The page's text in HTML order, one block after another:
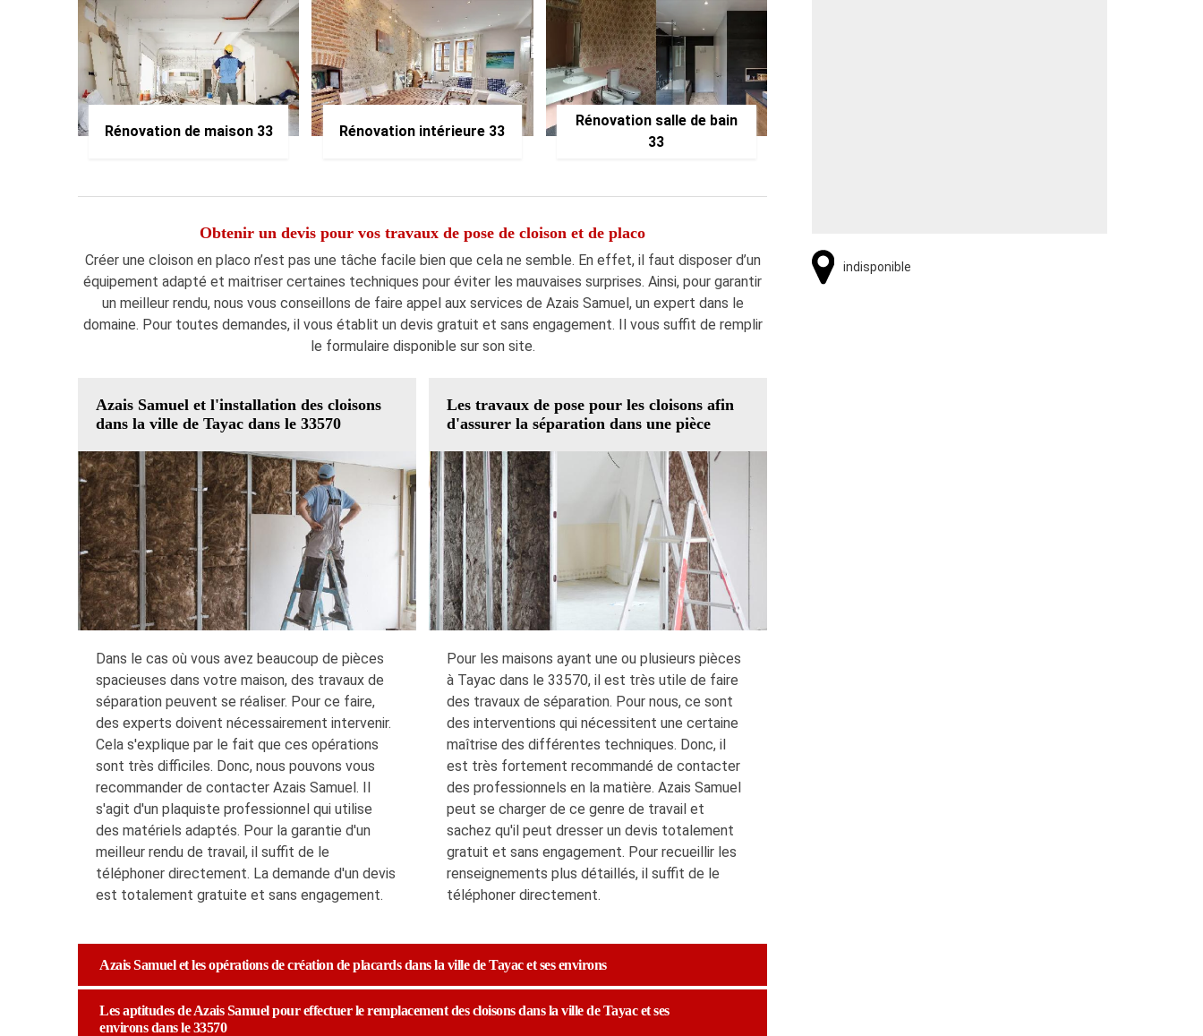
Rénovation de maison 33 Rénovation intérieure 33
Rénovation salle de bain
33
Obtenir un devis pour vos travaux de pose de cloison et de placo
Créer une cloison en placo n’est pas une tâche facile bien que cela ne semble. En effet, il faut disposer d’un
équipement adapté et maitriser certaines techniques pour éviter les mauvaises surprises. Ainsi, pour garantir
un meilleur rendu, nous vous conseillons de faire appel aux services de Azais Samuel, un expert dans le
domaine. Pour toutes demandes, il vous établit un devis gratuit et sans engagement. Il vous suffit de remplir
le formulaire disponible sur son site.
Azais Samuel et l'installation des cloisons
dans la ville de Tayac dans le 33570
Dans le cas où vous avez beaucoup de pièces
spacieuses dans votre maison, des travaux de
séparation peuvent se réaliser. Pour ce faire,
des experts doivent nécessairement intervenir.
Cela s'explique par le fait que ces opérations
sont très difficiles. Donc, nous pouvons vous
recommander de contacter Azais Samuel. Il
s'agit d'un plaquiste professionnel qui utilise
des matériels adaptés. Pour la garantie d'un
meilleur rendu de travail, il suffit de le
téléphoner directement. La demande d'un devis
est totalement gratuite et sans engagement.
Les travaux de pose pour les cloisons afin
d'assurer la séparation dans une pièce
Pour les maisons ayant une ou plusieurs pièces
à Tayac dans le 33570, il est très utile de faire
des travaux de séparation. Pour nous, ce sont
des interventions qui nécessitent une certaine
maîtrise des différentes techniques. Donc, il
est très fortement recommandé de contacter
des professionnels en la matière. Azais Samuel
peut se charger de ce genre de travail et
sachez qu'il peut dresser un devis totalement
gratuit et sans engagement. Pour recueillir les
renseignements plus détaillés, il suffit de le
téléphoner directement.
Azais Samuel et les opérations de création de placards dans la ville de Tayac et ses environs
Les aptitudes de Azais Samuel pour effectuer le remplacement des cloisons dans la ville de Tayac et ses
environs dans le 33570
indisponible